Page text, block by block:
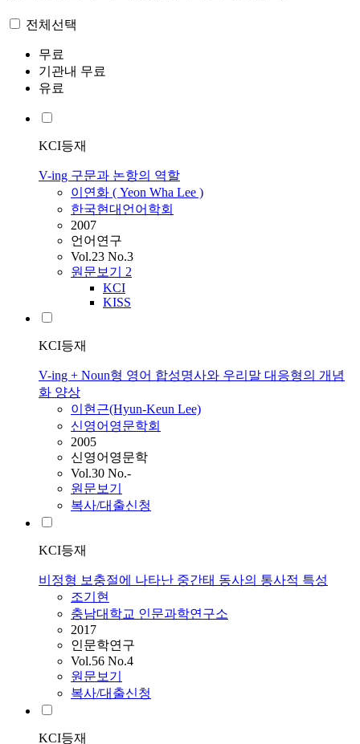
전체선택
무료
기관내 무료
유료
KCI등재
V-ing 구문과 논항의 역할
이연화 ( Yeon Wha Lee )
한국현대언어학회
2007
언어연구
Vol.23 No.3
원문보기 2
KCI
KISS
KCI등재
V-ing + Noun형 영어 합성명사와 우리말 대응형의 개념
화 양상
이현근(Hyun-Keun Lee)
신영어영문학회
2005
신영어영문학
Vol.30 No.-
원문보기
복사/대출신청
KCI등재
비정형 보충절에 나타난 중간태 동사의 통사적 특성
조기현
충남대학교 인문과학연구소
2017
인문학연구
Vol.56 No.4
원문보기
복사/대출신청
KCI등재